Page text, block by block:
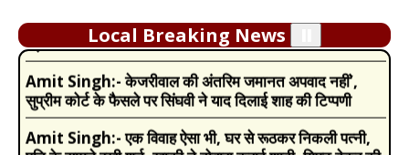
03 Aug, 11:35 PM :बिहार-बंगाल में बिजली गिरने से 11
मौतें:बद्रीनाथ हाईवे पर लैंडस्लाइड, 200 यात्री फंसे; हरियाणा के अंबाला-
झज्जर में सड़कें तालाब बनीं, दुकानों में पानी घुसा
04 Aug, 3:43 PM :डिजिटल अरेस्ट, सुप्रीम कोर्ट बोला-RBI म्यूल
अकाउंट्स पर SOP बनाए:केंद्र सरकार मुआवजे और राज्य साइबर फ्रॉड
रोकने का तंत्र लागू करें
Local Breaking News
बड़े बदलाव
Amit Singh:-केजरीवाल की अंतरिम जमानत अपवाद नहीं’,
सुप्रीम कोर्ट के फैसले पर सिंघवी ने याद दिलाई शाह की टिप्पणी
Amit Singh:-एक विवाह ऐसा भी, घर से रूठकर निकली पत्नी,
पति के सामने रखी शर्त, खाकी ने दोबारा कराई शादी, गिफ्ट देकर की